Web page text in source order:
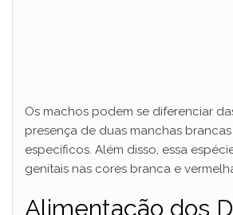
Os machos podem se diferenciar
presença de duas manchas
específicos. Além disso, essa
genitais nas cores branca e
Alimentação dos